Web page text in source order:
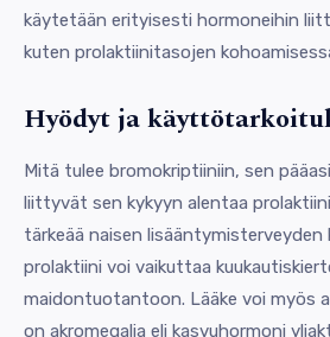
käytetään erityisesti hormoneihin
kuten prolaktiinitasojen
Hyödyt ja
Mitä tulee bromokriptiiniin, sen
liittyvät sen kykyyn alentaa
tärkeää naisen lisääntymisterveyden
prolaktiini voi vaikuttaa
maidontuotantoon. Lääke voi myös
on akromegalia eli kasvuhormoni